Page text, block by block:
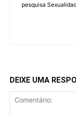
pesquisa
DEIXE UMA